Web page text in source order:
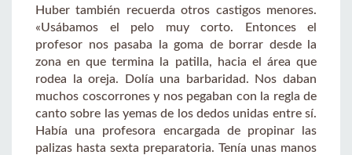
Huber también recuerda otros castigos menores.
«Usábamos el pelo muy corto. Entonces el
profesor nos pasaba la goma de borrar desde la
zona en que termina la patilla, hacia el área que
rodea la oreja. Dolía una barbaridad. Nos daban
muchos coscorrones y nos pegaban con la regla de
canto sobre las yemas de los dedos unidas entre sí.
Había una profesora encargada de propinar las
palizas hasta sexta preparatoria. Tenía unas manos